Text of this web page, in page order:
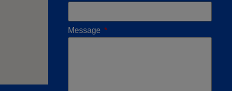
Message